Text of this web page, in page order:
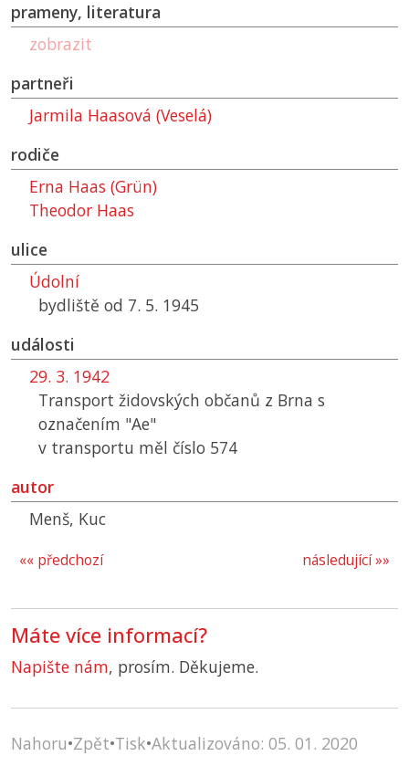
prameny, literatura
zobrazit
partneři
Jarmila Haasová (Veselá)
rodiče
Erna Haas (Grün)
Theodor Haas
ulice
Údolní
bydliště od 7. 5. 1945
události
29. 3. 1942
Transport židovských občanů z Brna s
označením "Ae"
v transportu měl číslo 574
autor
Menš, Kuc
následující »»
«« předchozí
Máte více informací?
Napište nám, prosím. Děkujeme.
Nahoru•Zpět•Tisk•Aktualizováno: 05. 01. 2020